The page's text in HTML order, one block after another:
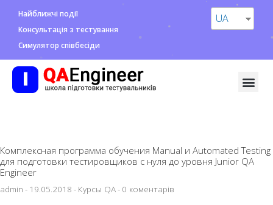
Найближчі події
Консультація з тестування
Симулятор співбесіди
UA
Комплексная программа обучения Manual и Automated Testing
для подготовки тестировщиков с нуля до уровня Junior QA
Engineer
admin - 19.05.2018 - Курсы QA- 0 коментарів